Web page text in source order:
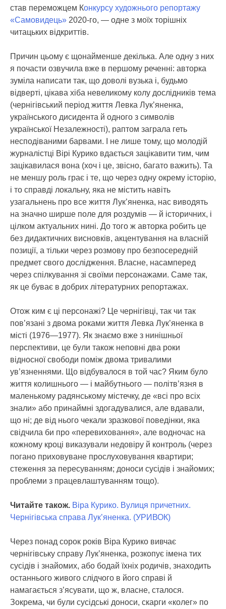
став переможцем Конкурсу художнього репортажу
«Самовидець» 2020-го, — одне з моїх торішніх
читацьких відкриттів.
Причин цьому є щонайменше декілька. Але одну з них
я почасти озвучила вже в першому реченні: авторка
зуміла написати так, що доволі вузька і, будьмо
відверті, цікава хіба невеликому колу дослідників тема
(чернігівський період життя Левка Лук’яненка,
українського дисидента й одного з символів
української Незалежності), раптом заграла геть
несподіваними барвами. І не лише тому, що молодій
журналістці Вірі Курико вдається зацікавити тим, чим
зацікавилася вона (хоч і це, звісно, багато важить). Та
не меншу роль грає і те, що через одну окрему історію,
і то справді локальну, яка не містить навіть
узагальнень про все життя Лук’яненка, нас виводять
на значно ширше поле для роздумів — й історичних, і
цілком актуальних нині. До того ж авторка робить це
без дидактичних висновків, акцентування на власній
позиції, а тільки через розмову про безпосередній
предмет свого дослідження. Власне, насамперед
через спілкування зі своїми персонажами. Саме так,
як це буває в добрих літературних репортажах.
Отож ким є ці персонажі? Це чернігівці, так чи так
пов’язані з двома роками життя Левка Лук’яненка в
місті (1976—1977). Як знаємо вже з нинішньої
перспективи, це були також неповні два роки
відносної свободи поміж двома тривалими
ув’язненнями. Що відбувалося в той час? Яким було
життя колишнього — і майбутнього — політв’язня в
маленькому радянському містечку, де «всі про всіх
знали» або принаймні здогадувалися, але вдавали,
що ні; де від нього чекали зразкової поведінки, яка
свідчила би про «перевиховання», але водночас на
кожному кроці виказували недовіру й контроль (через
погано приховуване прослуховування квартири;
стеження за пересуванням; доноси сусідів і знайомих;
проблеми з працевлаштуванням тощо).
Читайте також. Віра Курико. Вулиця причетних.
Чернігівська справа Лук’яненка. (УРИВОК)
Через понад сорок років Віра Курико вивчає
чернігівську справу Лук’яненка, розкопує імена тих
сусідів і знайомих, або бодай їхніх родичів, знаходить
останнього живого слідчого в його справі й
намагається з’ясувати, що ж, власне, сталося.
Зокрема, чи були сусідські доноси, скарги «колег» по